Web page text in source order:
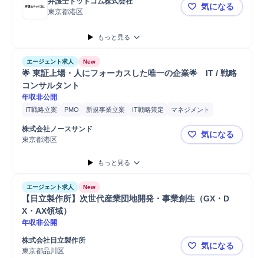
東京都港区
※未経験可
気になる
もっと見る
エージェント求人 New
🌟 東証上場・人にフォーカスした唯一の企業🌟　IT / 戦略
コンサルタント
年収非公開
IT戦略立案 PMO 新規事業立案 IT戦略策定
マネジメント
プロジェクトマネジメント
IT戦略コンサルティング
コスト削減
分析
Salesforce導入 プロジェクト
株式会社ノースサンド
東京都港区
🌟 東証上
気になる
もっと見る
エージェント求人 New
【日立製作所】次世代産業団地開発・事業創生（GX・D
X・AX領域）
年収非公開
株式会社日立製作所
東京都品川区
【日立製作
気になる